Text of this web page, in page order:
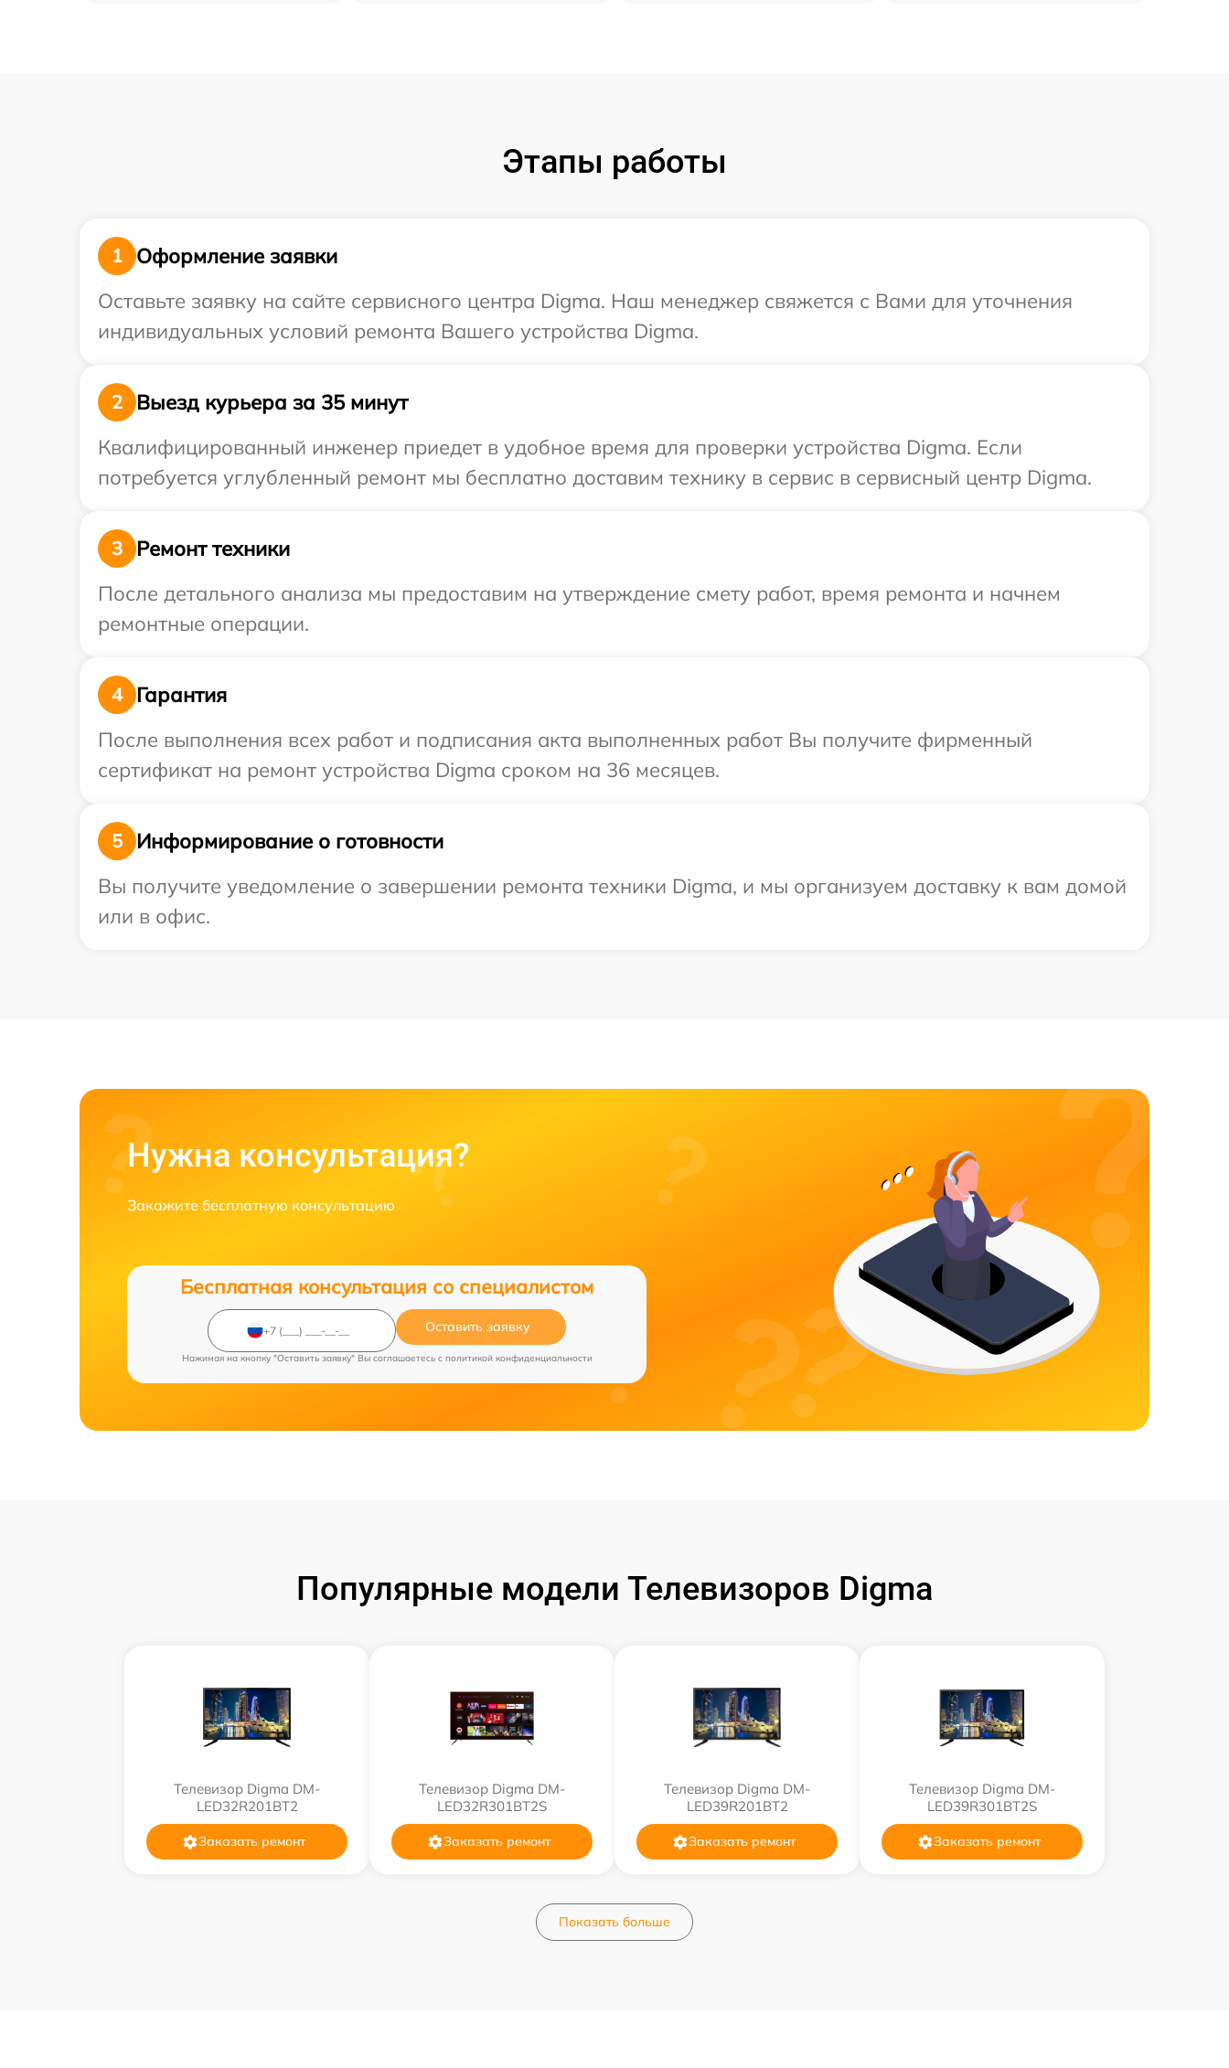
Этапы работы
1
Оформление заявки
Оставьте заявку на сайте сервисного центра Digma. Наш менеджер свяжется с Вами для уточнения
индивидуальных условий ремонта Вашего устройства Digma.
2
Выезд курьера за 35 минут
Квалифицированный инженер приедет в удобное время для проверки устройства Digma. Если
потребуется углубленный ремонт мы бесплатно доставим технику в сервис в сервисный центр Digma.
3
Ремонт техники
После детального анализа мы предоставим на утверждение смету работ, время ремонта и начнем
ремонтные операции.
4
Гарантия
После выполнения всех работ и подписания акта выполненных работ Вы получите фирменный
сертификат на ремонт устройства Digma сроком на 36 месяцев.
5
Информирование о готовности
Вы получите уведомление о завершении ремонта техники Digma, и мы организуем доставку к вам домой
или в офис.
Нужна консультация?
Закажите бесплатную консультацию
Бесплатная консультация со специалистом
Оставить заявку
Нажимая на кнопку "Оставить заявку" Вы соглашаетесь c политикой конфиденциальности
Популярные модели Телевизоров Digma
Телевизор Digma DM-
LED32R201BT2
Заказать ремонт
Телевизор Digma DM-
LED32R301BT2S
Заказать ремонт
Телевизор Digma DM-
LED39R201BT2
Заказать ремонт
Телевизор Digma DM-
LED39R301BT2S
Заказать ремонт
Показать больше